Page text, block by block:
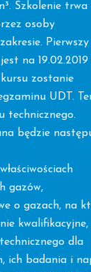
Szkolenie trwa
osoby
na 19.02.2019
zostanie
UDT.
technicznego.
będzie
gazów,
o gazach, na
kwalifikacyjne,
dla
ich badania i